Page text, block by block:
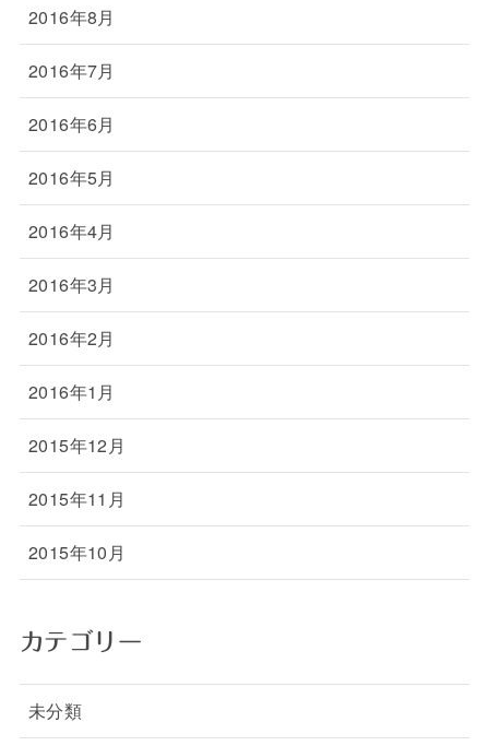
2016年8月
2016年7月
2016年6月
2016年5月
2016年4月
2016年3月
2016年2月
2016年1月
2015年12月
2015年11月
2015年10月
カテゴリー
未分類